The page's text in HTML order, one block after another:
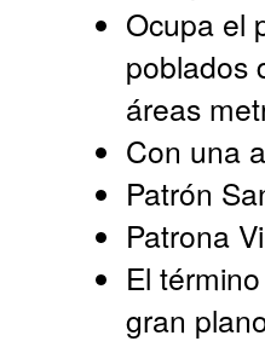
Ocupa el
poblados
áreas
Con una
Patrón
Patrona
El
gran